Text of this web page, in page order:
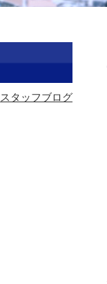
スタッフブログ